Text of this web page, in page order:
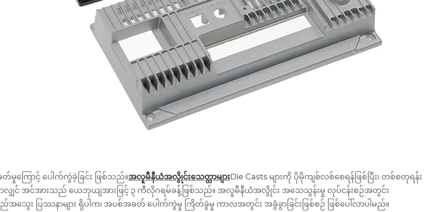
တ်မှုကြောင့် ပေါက်ကွဲခဲ့ခြင်း ဖြစ်သည်။အလူမီနီယံအလွိုင်းသေတ္တာများDie Casts များကို ပိုမိုကျစ်လစ်စေရန်ဖြစ်ပြီး၊ တစ်စတုရန်း
လျှင် အင်အားသည် ယေဘုယျအားဖြင့် ၃ ကီလိုဂရမ်ခန့်ဖြစ်သည်။ အလူမီနီယံအလွိုင်း အသေသွန်းမှု လုပ်ငန်းစဉ်အတွင်း
အသွေး ပြဿနာများ ရှိပါက၊ အပစ်အခတ် ပေါက်ကွဲမှု ကြိတ်ခွဲမှု ကာလအတွင်း အခွံခွာခြင်းဖြစ်စဉ် ဖြစ်ပေါ်လာပါမည်။